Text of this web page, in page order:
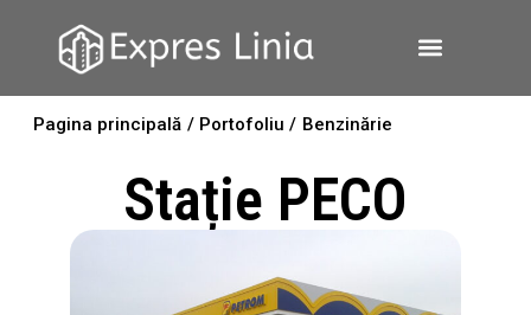
Pagina principală / Portofoliu / Benzinărie
Stație PECO